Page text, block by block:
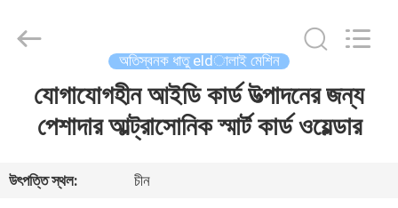
Equipment
Co.,Ltd.
অতিস্বনক ধাতু eldালাই মেশিন
যোগাযোগহীন আইডি কার্ড উত্পাদনের জন্য
পেশাদার আল্ট্রাসোনিক স্মার্ট কার্ড ওয়েল্ডার
উৎপত্তি স্থল:
চীন